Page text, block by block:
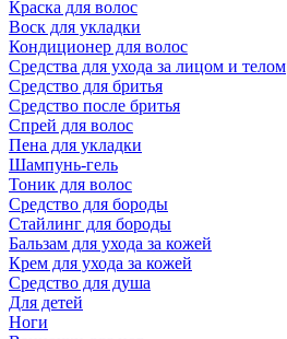
Краска для волос
Воск для укладки
Кондиционер для волос
Средства для ухода за лицом и телом
Средство для бритья
Средство после бритья
Спрей для волос
Пена для укладки
Шампунь-гель
Тоник для волос
Средство для бороды
Стайлинг для бороды
Бальзам для ухода за кожей
Крем для ухода за кожей
Средство для душа
Для детей
Ноги